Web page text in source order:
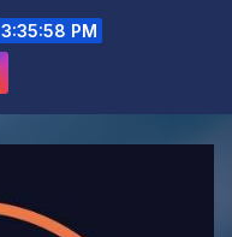
3:36:00 PM